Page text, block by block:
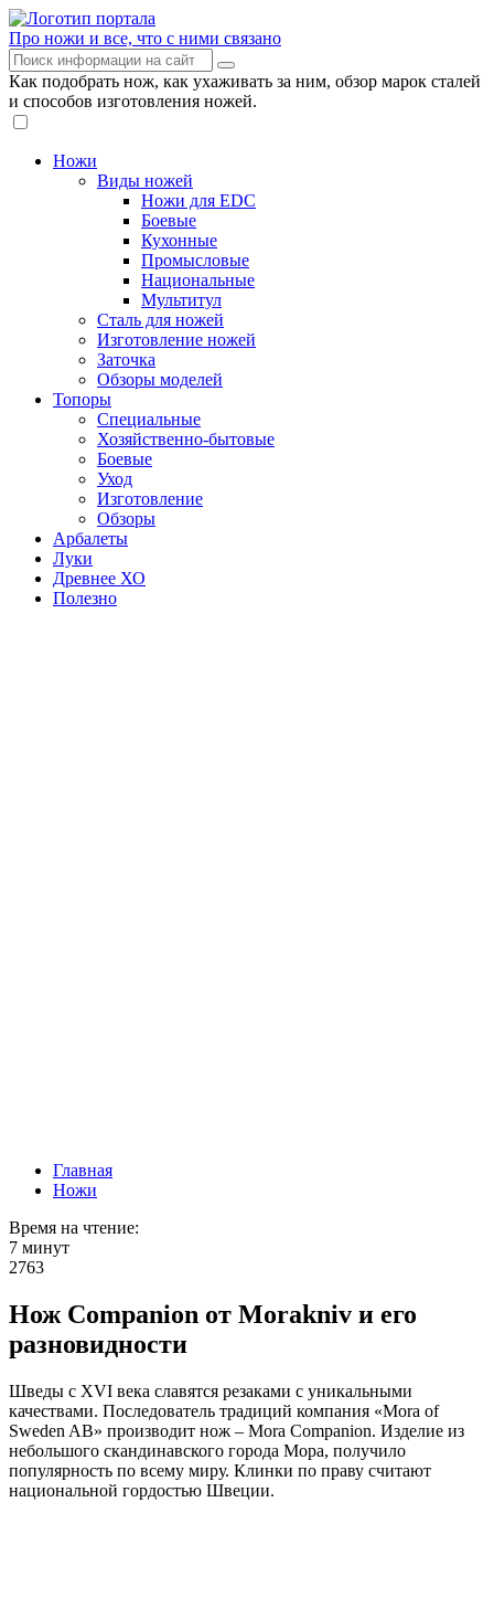
Про ножи и все, что с ними связано
Как подобрать нож, как ухаживать за ним, обзор марок сталей
и способов изготовления ножей.
Ножи
Виды ножей
Ножи для EDC
Боевые
Кухонные
Промысловые
Национальные
Мультитул
Сталь для ножей
Изготовление ножей
Заточка
Обзоры моделей
Топоры
Специальные
Хозяйственно-бытовые
Боевые
Уход
Изготовление
Обзоры
Арбалеты
Луки
Древнее ХО
Полезно
Главная
Ножи
Время на чтение:
7 минут
2763
Нож Companion от Morakniv и его
разновидности
Шведы с XVI века славятся резаками с уникальными
качествами. Последователь традиций компания «Mora of
Sweden AB» производит нож – Mora Companion. Изделие из
небольшого скандинавского города Мора, получило
популярность по всему миру. Клинки по праву считают
национальной гордостью Швеции.